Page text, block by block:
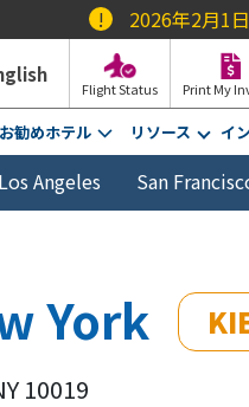
年2月1日より、REAL ID
Flight Status Print My
勧めホテル リソース イ
Los Angeles San
York
10019